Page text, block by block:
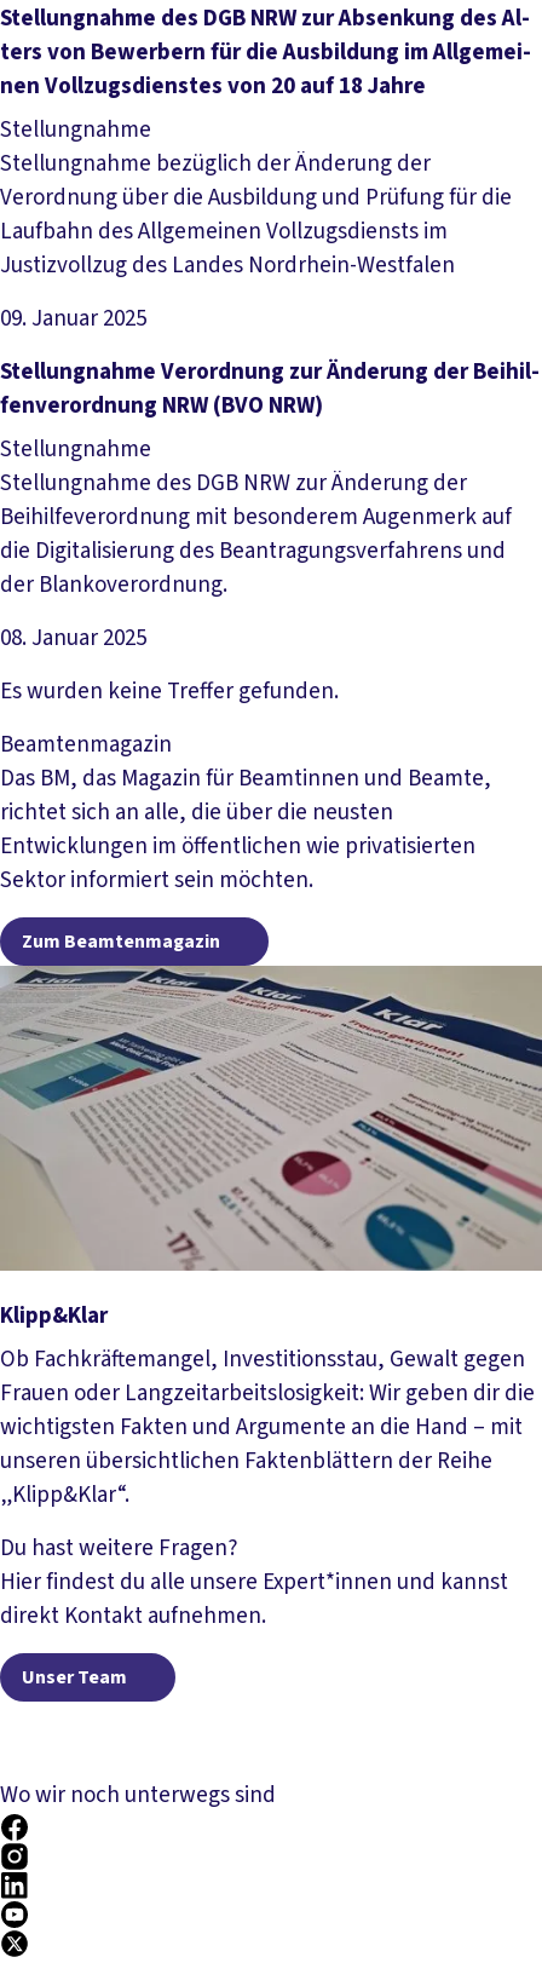
Datei herunterladen
Stel­lung­nah­me des DGB NRW zur Ab­sen­kung des Al­
ters von Be­wer­bern für die Aus­bil­dung im All­ge­mei­
nen Voll­zugs­diens­tes von 20 auf 18 Jah­re
Stellungnahme
Stellungnahme bezüglich der Änderung der
Verordnung über die Ausbildung und Prüfung für die
Laufbahn des Allgemeinen Vollzugsdiensts im
Justizvollzug des Landes Nordrhein-Westfalen
09. Januar 2025
Datei herunterladen
Stel­lung­nah­me Ver­ord­nung zur Än­de­rung der Bei­hil­
fen­ver­ord­nung NRW (B­VO NR­W)
Stellungnahme
Stellungnahme des DGB NRW zur Änderung der
Beihilfeverordnung mit besonderem Augenmerk auf
die Digitalisierung des Beantragungsverfahrens und
der Blankoverordnung.
08. Januar 2025
Datei herunterladen
Es wurden keine Treffer gefunden.
Beamtenmagazin
Das BM, das Magazin für Beamtinnen und Beamte,
richtet sich an alle, die über die neusten
Entwicklungen im öffentlichen wie privatisierten
Sektor informiert sein möchten.
Zum Beamtenmagazin Zum Beamtenmagazin
Klipp&Klar
Ob Fachkräftemangel, Investitionsstau, Gewalt gegen
Frauen oder Langzeitarbeitslosigkeit: Wir geben dir die
wichtigsten Fakten und Argumente an die Hand – mit
unseren übersichtlichen Faktenblättern der Reihe
„Klipp&Klar“.
Mehr lesen
Du hast weitere Fragen?
Hier findest du alle unsere Expert*innen und kannst
direkt Kontakt aufnehmen.
Unser Team Unser Team
Wo wir noch unterwegs sind